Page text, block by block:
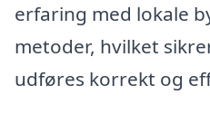
erfaring med lokale
metoder, hvilket
udføres korrekt og